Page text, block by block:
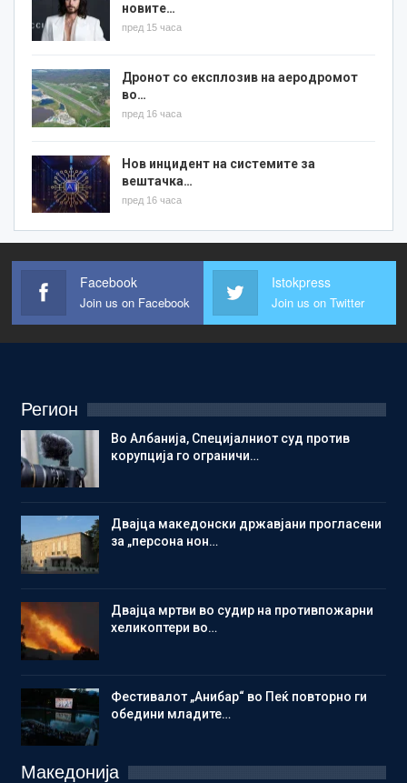
новите…
пред 15 часа
Дронот со експлозив на аеродромот
во…
пред 16 часа
Нов инцидент на системите за
вештачка…
пред 16 часа
Facebook
Join us on Facebook
Istokpress
Join us on Twitter
Регион
Во Албанија, Специјалниот суд против
корупција го ограничи…
Двајца македонски државјани прогласени
за „персона нон…
Двајца мртви во судир на противпожарни
хеликоптери во…
Фестивалот „Анибар“ во Пеќ повторно ги
обедини младите…
Македонија